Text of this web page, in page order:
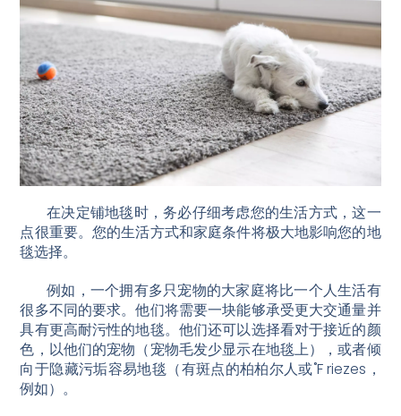
在决定铺地毯时，务必仔细考虑您的生活方式，这一
点很重要。您的生活方式和家庭条件将极大地影响您的地
毯选择。
例如，一个拥有多只宠物的大家庭将比一个人生活有
很多不同的要求。他们将需要一块能够承受更大交通量并
具有更高耐污性的地毯。他们还可以选择看对于接近的颜
色，以他们的宠物（宠物毛发少显示在地毯上），或者倾
向于隐藏污垢容易地毯（有斑点的柏柏尔人或˚F riezes，
例如）。